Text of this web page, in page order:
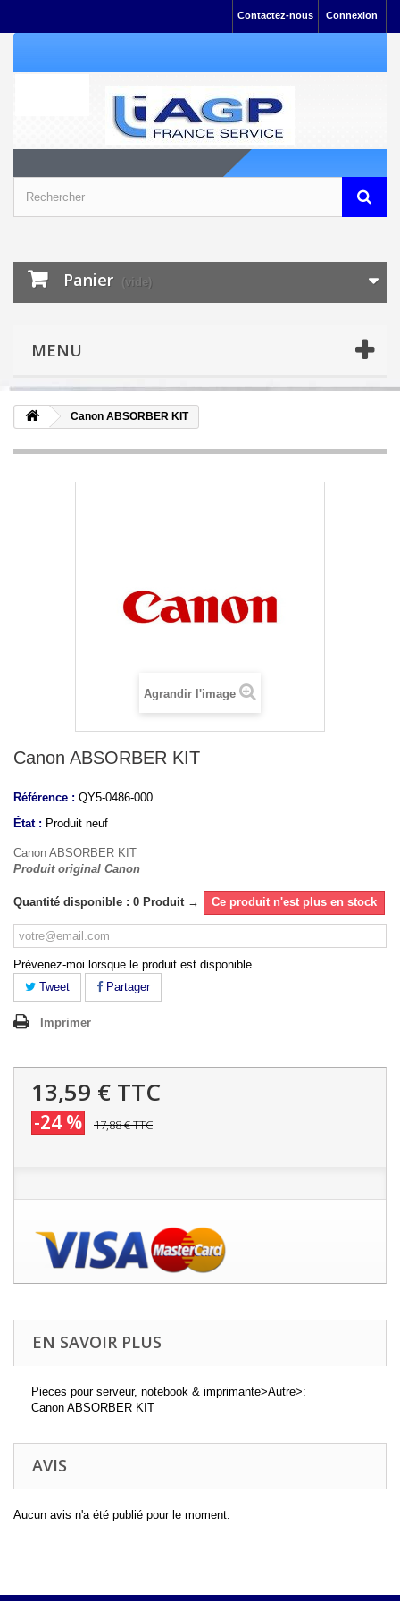
Connexion
Contactez-nous
Panier (vide)
MENU
Canon ABSORBER KIT
Agrandir l'image
Canon ABSORBER KIT
Référence : QY5-0486-000
État : Produit neuf
Canon ABSORBER KIT
Produit original Canon
Quantité disponible : 0 Produit → Ce produit n'est plus en stock
Prévenez-moi lorsque le produit est disponible
Tweet
Partager
Imprimer
13,59 € TTC
-24 % 17,88 €TTC
EN SAVOIR PLUS
Pieces pour serveur, notebook & imprimante>Autre>:
Canon ABSORBER KIT
AVIS
Aucun avis n'a été publié pour le moment.